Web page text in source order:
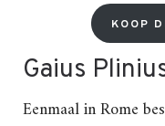
KOOP
Gaius
Eenmaal in Rome